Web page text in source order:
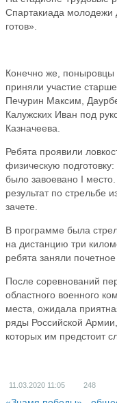
Спартакиада молодежи
готов».
Конечно же, поныровцы
приняли участие
Печурин Максим,
Калужских Иван под
Казначеева.
Ребята проявили
физическую
было завоевано I
результат по стрельбе
зачете.
В программе была
на дистанцию три
ребята заняли почетное
После соревнований
областного военного
места, ожидала
ряды Российской
которых им предстоит
11.03.2020 11:05 248